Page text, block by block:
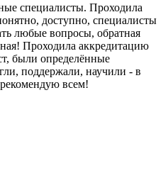
специалисты. Проходила
доступно, специалисты
любые вопросы, обратная
Проходила аккредитацию
были определённые
поддержали, научили - в
всем!